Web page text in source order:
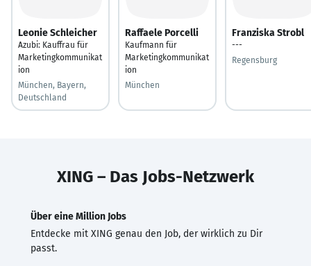
Leonie Schleicher
Azubi: Kauffrau für
Marketingkommunikat
ion
München, Bayern,
Deutschland
Raffaele Porcelli
Kaufmann für
Marketingkommunikat
ion
München
Franziska Strobl
---
Regensburg
XING – Das Jobs-Netzwerk
Über eine Million Jobs
Entdecke mit XING genau den Job, der wirklich zu Dir
passt.